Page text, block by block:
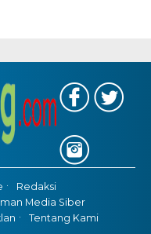
Redaksi
Media Siber
Tentang Kami